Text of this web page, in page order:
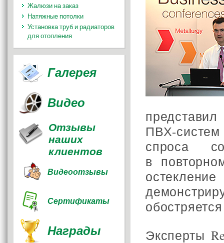
ПВХ-
спроса
в
Эксперты
Жалюзи на заказ
Натяжные потолки
Установка труб и радиаторов
для отопления
Галерея
Видео
Отзывы
наших
клиентов
Видеоотзывы
Сертификаты
Награды